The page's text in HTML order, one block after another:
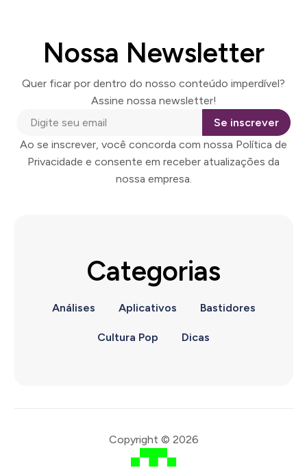
Nossa Newsletter
Quer ficar por dentro do nosso conteúdo imperdível?
Assine nossa newsletter!
Se inscrever
Ao se inscrever, você concorda com nossa Política de
Privacidade e consente em receber atualizações da
nossa empresa.
Categorias
Análises Aplicativos Bastidores
Cultura Pop Dicas
Copyright © 2026